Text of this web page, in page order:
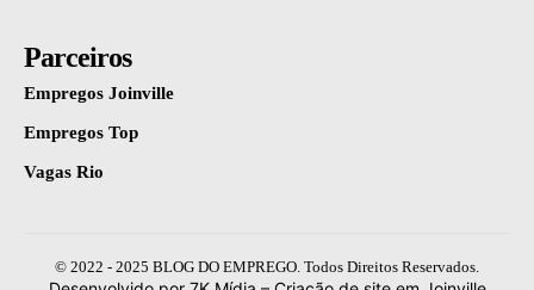
Parceiros
Empregos Joinville
Empregos Top
Vagas Rio
© 2022 - 2025 BLOG DO EMPREGO. Todos Direitos Reservados.